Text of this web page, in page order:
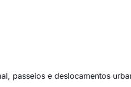
passeios e deslocamentos